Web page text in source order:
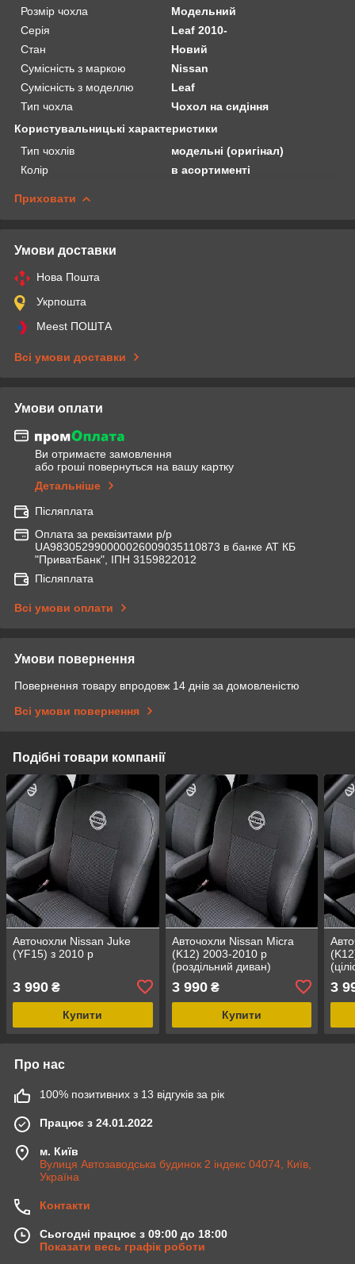
Розмір чохла
Модельний
Серія
Leaf 2010-
Стан
Новий
Сумісність з маркою
Nissan
Сумісність з моделлю
Leaf
Тип чохла
Чохол на сидіння
Користувальницькі характеристики
Тип чохлів
модельні (оригінал)
Колір
в асортименті
Приховати
Умови доставки
Нова Пошта
Укрпошта
Meest ПОШТА
Всі умови доставки
Умови оплати
Ви отримаєте замовлення
або гроші повернуться на вашу картку
Детальніше
Післяплата
Оплата за реквізитами р/р
UA983052990000026009035110873 в банке АТ КБ
"ПриватБанк", ІПН 3159822012
Післяплата
Всі умови оплати
Умови повернення
Повернення товару впродовж 14 днів за домовленістю
Всі умови повернення
Подібні товари компанії
Авточохли Nissan Juke
(YF15) з 2010 р
3 990 ₴
Купити
Авточохли Nissan Micra
(K12) 2003-2010 р
(роздільний диван)
3 990₴
Купити
3
Про нас
100% позитивних з 13 відгуків за рік
Працює з 24.01.2022
м. Київ
Вулиця Автозаводська будинок 2 індекс 04074, Київ,
Україна
Контакти
Сьогодні працює з 09:00 до 18:00
Показати весь графік роботи